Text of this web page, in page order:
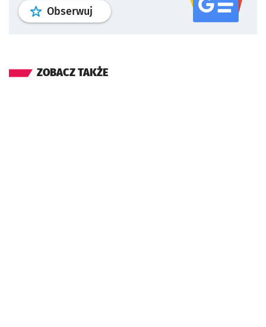
Obserwuj profil serwisu
ZOBACZ TAKŻE